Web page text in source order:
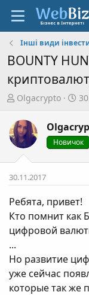
Інші види
BOUNTY
А
т
о
р
т
е
и
Olgacrypto
Д
т
а
с
т
р
н
н
Новичок
30.11.2017
Ребята, привет!
Кто помнит как
цифровой
...
Но развитие
уже сейчас
которые так же